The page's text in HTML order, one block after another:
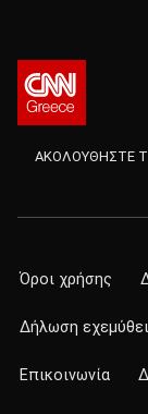
ΑΚΟΛΟΥΘΗΣΤΕ
Όροι χρήσης
Δήλωση
Επικοινωνία